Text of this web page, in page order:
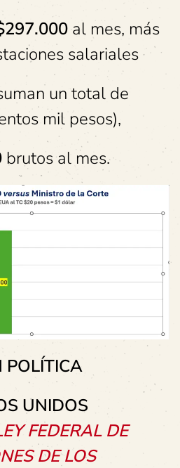
al mes, más
salariales
un total de
mil pesos),
brutos al mes.
POLÍTICA
UNIDOS
FEDERAL DE
DE LOS